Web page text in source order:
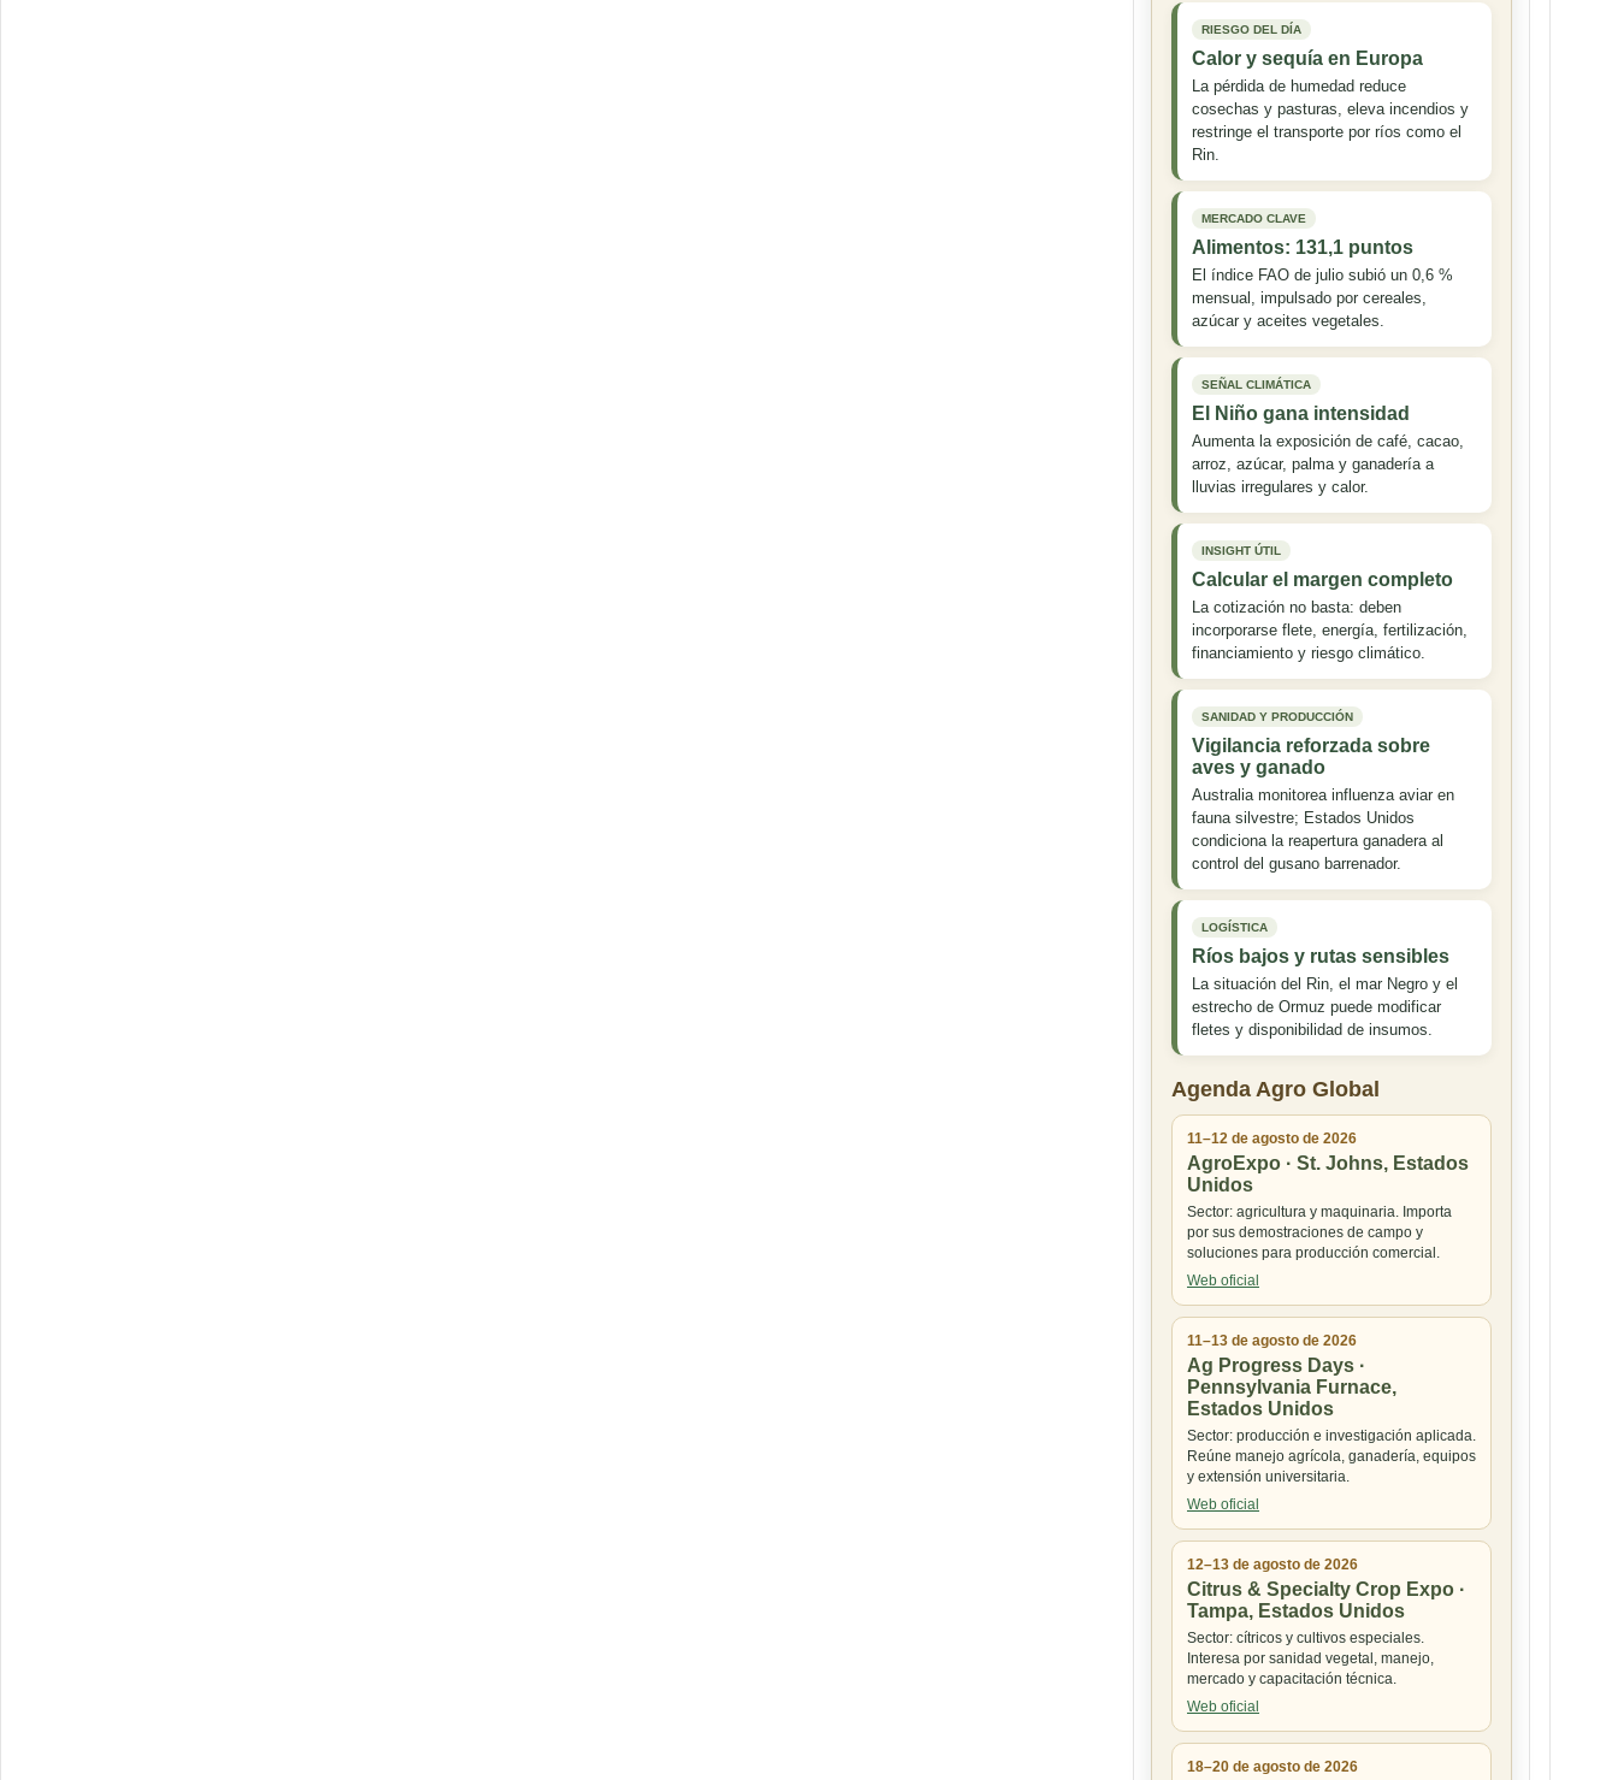
RIESGO DEL DÍA
Calor y sequía en Europa
La pérdida de humedad reduce
cosechas y pasturas, eleva incendios y
restringe el transporte por ríos como el
Rin.
MERCADO CLAVE
Alimentos: 131,1 puntos
El índice FAO de julio subió un 0,6 %
mensual, impulsado por cereales,
azúcar y aceites vegetales.
SEÑAL CLIMÁTICA
El Niño gana intensidad
Aumenta la exposición de café, cacao,
arroz, azúcar, palma y ganadería a
lluvias irregulares y calor.
INSIGHT ÚTIL
Calcular el margen completo
La cotización no basta: deben
incorporarse flete, energía, fertilización,
financiamiento y riesgo climático.
SANIDAD Y PRODUCCIÓN
Vigilancia reforzada sobre
aves y ganado
Australia monitorea influenza aviar en
fauna silvestre; Estados Unidos
condiciona la reapertura ganadera al
control del gusano barrenador.
LOGÍSTICA
Ríos bajos y rutas sensibles
La situación del Rin, el mar Negro y el
estrecho de Ormuz puede modificar
fletes y disponibilidad de insumos.
Agenda Agro Global
11–12 de agosto de 2026
AgroExpo · St. Johns, Estados
Unidos
Sector: agricultura y maquinaria. Importa
por sus demostraciones de campo y
soluciones para producción comercial.
Web oficial
11–13 de agosto de 2026
Ag Progress Days ·
Pennsylvania Furnace,
Estados Unidos
Sector: producción e investigación aplicada.
Reúne manejo agrícola, ganadería, equipos
y extensión universitaria.
Web oficial
12–13 de agosto de 2026
Citrus & Specialty Crop Expo ·
Tampa, Estados Unidos
Sector: cítricos y cultivos especiales.
Interesa por sanidad vegetal, manejo,
mercado y capacitación técnica.
Web oficial
18–20 de agosto de 2026